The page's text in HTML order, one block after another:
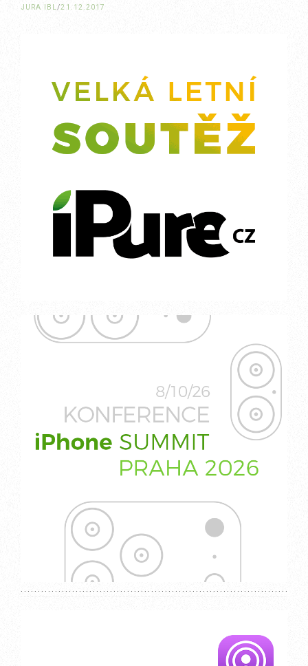
JURA IBL/21.12.2017